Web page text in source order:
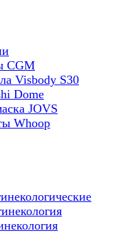
CGM
Visbody S30
Dome
JOVS
Whoop